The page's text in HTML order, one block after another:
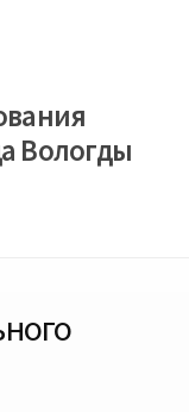
Вологды